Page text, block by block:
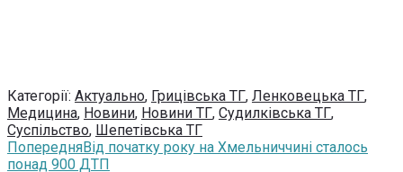
Категорії: Актуально, Грицівська ТГ, Ленковецька ТГ,
Медицина, Новини, Новини ТГ, Судилківська ТГ,
Суспільство, Шепетівська ТГ
ПопередняВід початку року на Хмельниччині сталось
понад 900 ДТП